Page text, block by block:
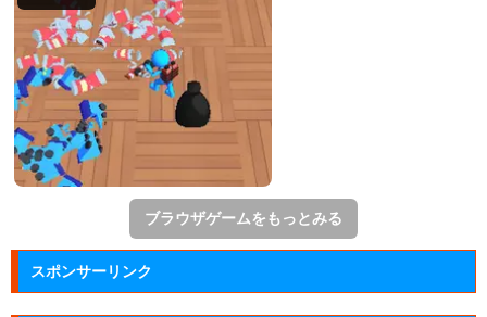
ブラウザゲームをもっとみる
スポンサーリンク